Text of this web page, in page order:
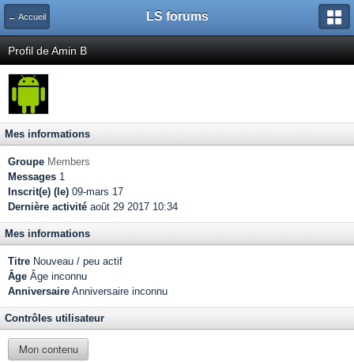
← Accueil LS forums
Profil de Amin B
Mes informations
Groupe Members
Messages 1
Inscrit(e) (le) 09-mars 17
Dernière activité août 29 2017 10:34
Mes informations
Titre Nouveau / peu actif
Âge Âge inconnu
Anniversaire Anniversaire inconnu
Contrôles utilisateur
Mon contenu